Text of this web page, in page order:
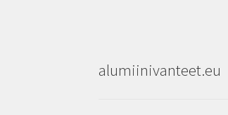
alumiinivanteet.eu